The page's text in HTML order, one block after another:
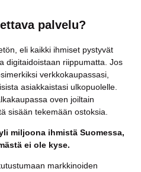
palvelu?
eli kaikki ihmiset pystyvät
digitaidoistaan riippumatta. Jos
verkkokaupassasi,
asiakkaistasi ulkopuolelle.
oven joiltain
sisään tekemään ostoksia.
miljoona ihmistä Suomessa,
ei ole kyse.
markkinoiden